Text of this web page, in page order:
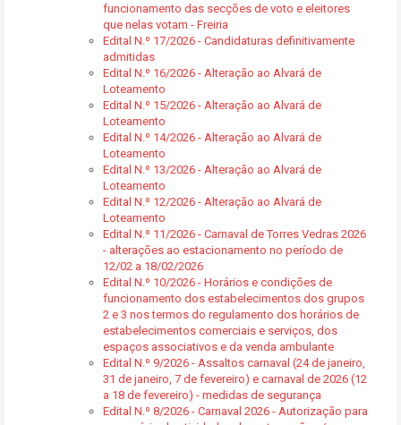
funcionamento das secções de voto e eleitores
que nelas votam - Freiria
Edital N.º 17/2026 - Candidaturas definitivamente
admitidas
Edital N.º 16/2026 - Alteração ao Alvará de
Loteamento
Edital N.º 15/2026 - Alteração ao Alvará de
Loteamento
Edital N.º 14/2026 - Alteração ao Alvará de
Loteamento
Edital N.º 13/2026 - Alteração ao Alvará de
Loteamento
Edital N.º 12/2026 - Alteração ao Alvará de
Loteamento
Edital N.º 11/2026 - Carnaval de Torres Vedras 2026
- alterações ao estacionamento no período de
12/02 a 18/02/2026
Edital N.º 10/2026 - Horários e condições de
funcionamento dos estabelecimentos dos grupos
2 e 3 nos termos do regulamento dos horários de
estabelecimentos comerciais e serviços, dos
espaços associativos e da venda ambulante
Edital N.º 9/2026 - Assaltos carnaval (24 de janeiro,
31 de janeiro, 7 de fevereiro) e carnaval de 2026 (12
a 18 de fevereiro) - medidas de segurança
Edital N.º 8/2026 - Carnaval 2026 - Autorização para